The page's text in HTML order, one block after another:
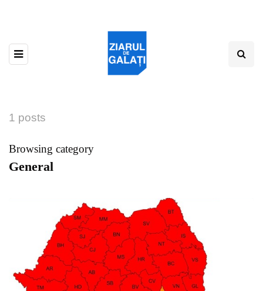
1 posts
Browsing category
General